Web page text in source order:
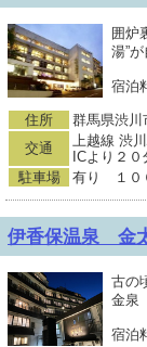
囲炉
湯”
宿泊
住所
群馬県渋川
交通
上越線 渋
ICより２０
駐車場
有り １
伊香保温泉 金
古の
金泉
宿泊